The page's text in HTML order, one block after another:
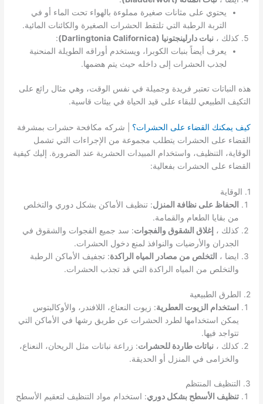
يحتوي على مثانات صغيرة مملوءة بالهواء تحت الماء أو في
التربة الرطبة التي تلتقط الحشرات الصغيرة والكائنات المائية.
كذلك ،نبات دارلينجتونيا (Darlingtonia Californica)
:
يعرف أيضاً بنبات الكوبرا، ويستخدم أوراقه الطويلة المنحنية
لجذب الحشرات إلى داخله حيث يتم هضمها.
هذه النباتات تعتبر فريدة وجميلة في نفس الوقت، وهي مثال رائع على
التكيف الطبيعي للبقاء على قيد الحياة في بيئات قاسية.
كيف يمكنك القضاء على الحشرات؟ | شركه مكافحة حشرات بمشرفة
القضاء على الحشرات يتطلب مجموعة من الإجراءات التي تشمل
الوقاية، التنظيف، واستخدام المبيدات الحشرية عند الضرورة. إليك كيفية
القضاء على الحشرات بفعالية:
1. الوقاية
الحفاظ على نظافة المنزل: تنظيف الأماكن بشكل دوري والتخلص
من بقايا الطعام والقمامة.
كذلك ، إغلاق الشقوق والفجوات: سد جميع الفجوات والشقوق في
الجدران والأرضيات والنوافذ لمنع دخول الحشرات.
ايضا ، التخلص من مصادر المياه الراكدة: تجفيف الأماكن الرطبة
والتخلص من المياه الراكدة التي قد تجذب الحشرات.
2. الطرق الطبيعية
استخدام الزيوت العطرية: زيوت النعناع، اللافندر، والأوكالبتوس
يمكن استخدامها لطرد الحشرات عن طريق رشها في الأماكن التي
تتواجد فيها.
كذلك ،نباتات طاردة للحشرات: زراعة نباتات مثل الريحان، النعناع،
والخزامى في المنزل أو الحديقة.
3. التنظيف المنتظم
تنظيف الأسطح بشكل دوري: استخدام مواد التنظيف لتعقيم الأسطح